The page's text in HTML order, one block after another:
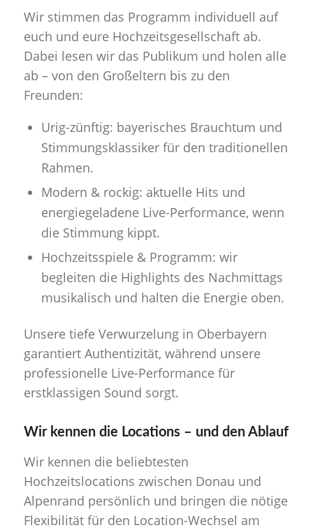
Wir stimmen das Programm individuell auf
euch und eure Hochzeitsgesellschaft ab.
Dabei lesen wir das Publikum und holen alle
ab – von den Großeltern bis zu den
Freunden:
Urig-zünftig: bayerisches Brauchtum und
Stimmungsklassiker für den traditionellen
Rahmen.
Modern & rockig: aktuelle Hits und
energiegeladene Live-Performance, wenn
die Stimmung kippt.
Hochzeitsspiele & Programm: wir
begleiten die Highlights des Nachmittags
musikalisch und halten die Energie oben.
Unsere tiefe Verwurzelung in Oberbayern
garantiert Authentizität, während unsere
professionelle Live-Performance für
erstklassigen Sound sorgt.
Wir kennen die Locations – und den Ablauf
Wir kennen die beliebtesten
Hochzeitslocations zwischen Donau und
Alpenrand persönlich und bringen die nötige
Flexibilität für den Location-Wechsel am